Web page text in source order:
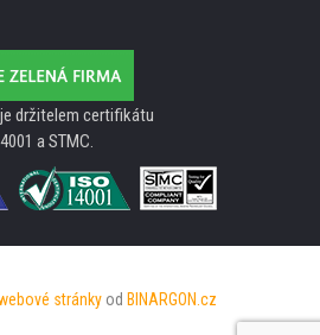
je držitelem certifikátu
a STMC.
stránky od BINARGON.cz